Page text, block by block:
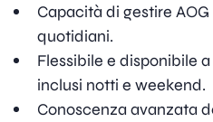
Capacità di gestire
quotidiani.
Flessibile e disponibile
inclusi notti e weekend.
Conoscenza avanzata